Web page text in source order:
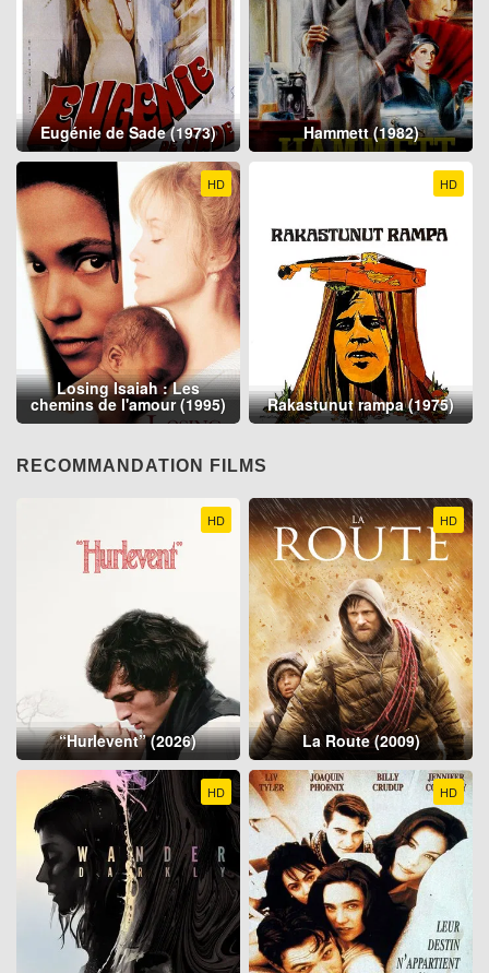
Eugénie de Sade (1973) Hammett (1982)
HD
Losing Isaiah : Les
chemins de l'amour (1995)
HD
Rakastunut rampa (1975)
RECOMMANDATION FILMS
HD
“Hurlevent” (2026)
HD
La Route (2009)
HD HD